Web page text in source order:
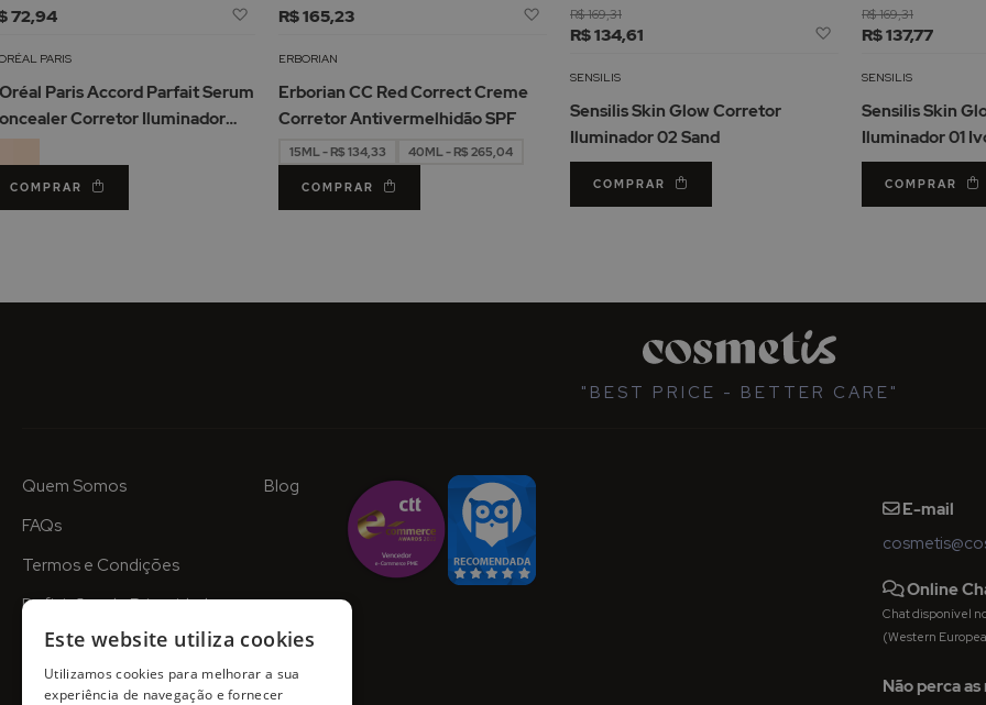
72,94
Adicionar
Lista
Desejos
PARIS
Paris Accord Parfait Serum
Corretor Iluminador
COMPRAR
R$ 165,23
Adicionar
Desejos
ERBORIAN
Erborian CC Red Correct Creme
Corretor Antivermelhidão SPF
15ML - R$ 134,33 40ML - R$ 265,04
COMPRAR
R$ 134,61
R$ 169,31
Adicionar
Lista
Desejos
SENSILIS
Sensilis Skin Glow Corretor
Iluminador 02 Sand
COMPRAR
R$ 137,77
R$ 169,31
SENSILIS
Sensilis Skin
Iluminador 01
COMPRAR
"BEST PRICE - BETTER CARE"
Quem Somos
FAQs
Termos e Condições
Definições de Privacidade
Blog
E-mail
Online
Chat disponível
(Western
Não perca
Este website utiliza cookies
Utilizamos cookies para melhorar a sua
experiência de navegação e fornecer